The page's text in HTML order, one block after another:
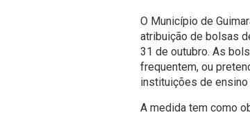
O Município de
atribuição de bolsas
31 de outubro. As
frequentem, ou
instituições de
A medida tem como